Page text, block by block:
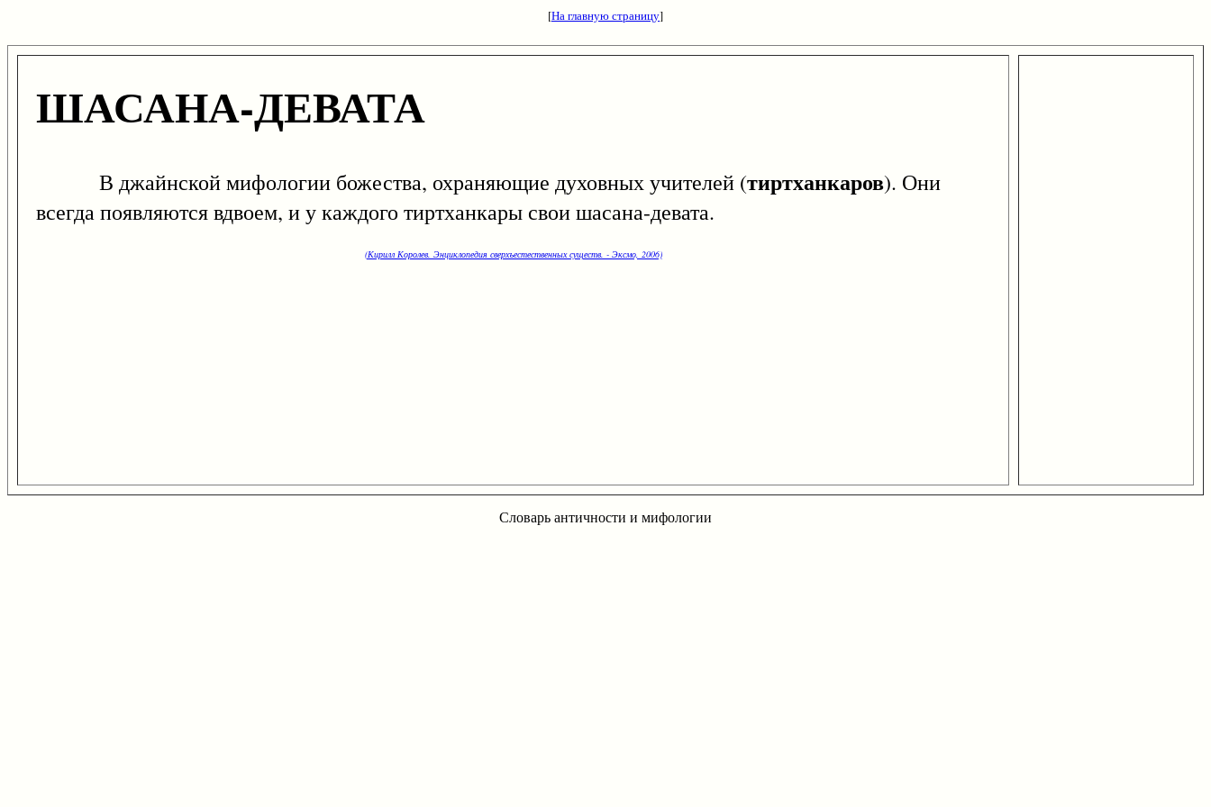
[На главную страницу]
ШАСАНА-ДЕВАТА
В джайнской мифологии божества, охраняющие духовных учителей (тиртханкаров). Они
всегда появляются вдвоем, и у каждого тиртханкары свои шасана-девата.
(Кирилл Королев. Энциклопедия сверхъестественных существ. - Эксмо, 2006)
Словарь античности и мифологии